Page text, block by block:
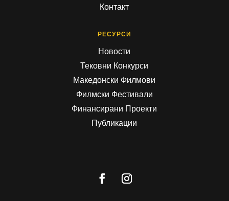
Контакт
РЕСУРСИ
Новости
Тековни Конкурси
Македонски Филмови
Филмски Фестивали
Финансирани Проекти
Публикации